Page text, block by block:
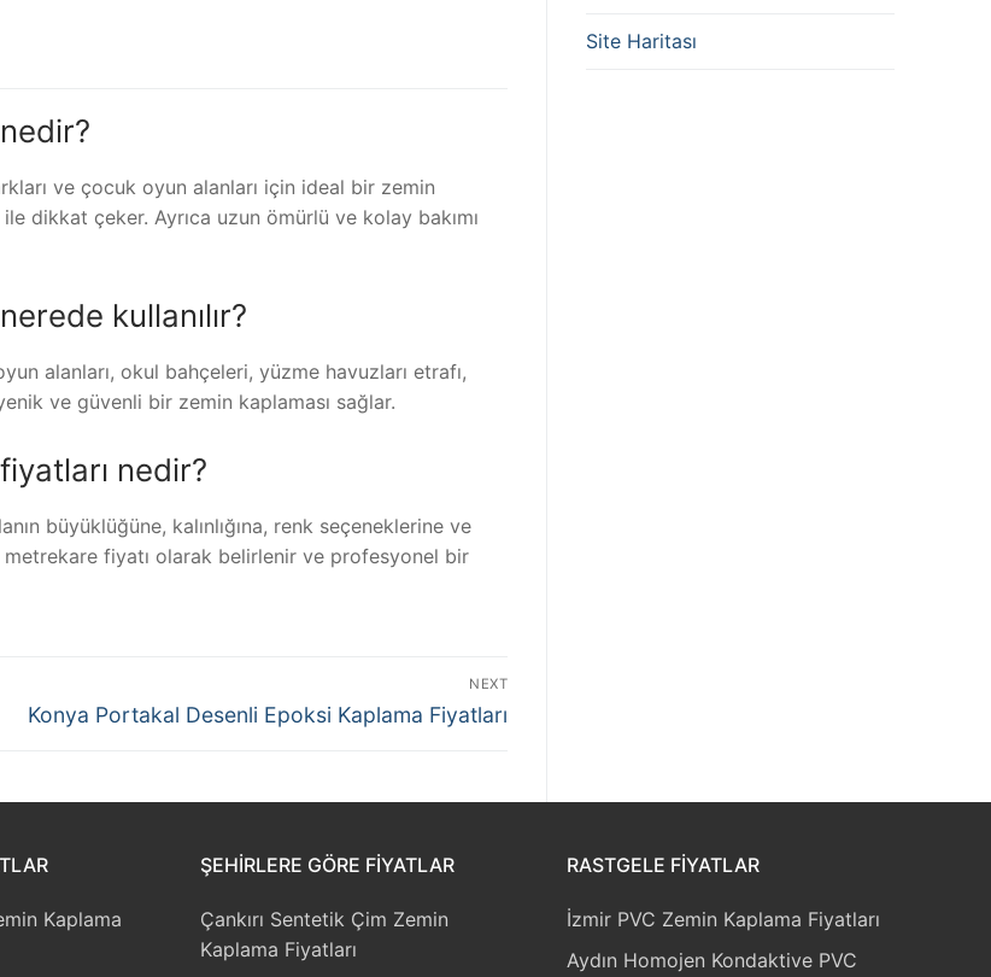
ve çocuk oyun alanları için ideal bir zemin
dikkat çeker. Ayrıca uzun ömürlü ve kolay bakımı
kullanılır?
alanları, okul bahçeleri, yüzme havuzları etrafı,
ve güvenli bir zemin kaplaması sağlar.
nedir?
büyüklüğüne, kalınlığına, renk seçeneklerine ve
fiyatı olarak belirlenir ve profesyonel bir
NEXT
Next
Konya Portakal Desenli Epoksi Kaplama Fiyatları
Site Haritası
Kaplama
ŞEHIRLERE GÖRE FIYATLAR
Çankırı Sentetik Çim Zemin
Kaplama Fiyatları
RASTGELE FIYATLAR
İzmir PVC Zemin Kaplama Fiyatları
Aydın Homojen Kondaktive PVC